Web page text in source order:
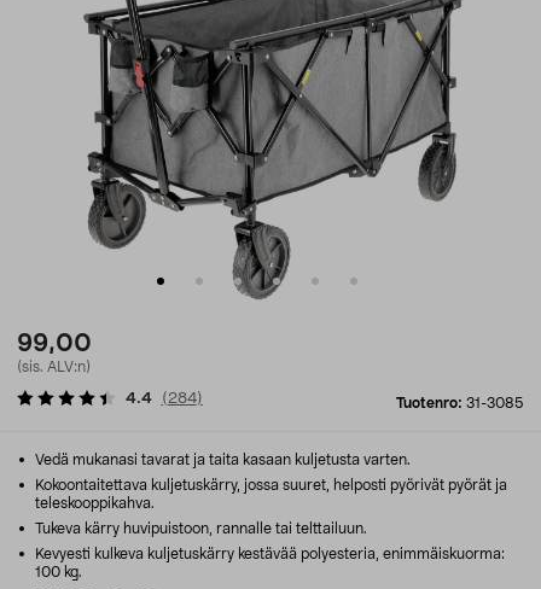
99,00
(sis. ALV:n)
Tuotenro: 31-3085
4.4 ( 284)
Vedä mukanasi tavarat ja taita kasaan kuljetusta varten.
Kokoontaitettava kuljetuskärry, jossa suuret, helposti pyörivät pyörät ja
teleskooppikahva.
Tukeva kärry huvipuistoon, rannalle tai telttailuun.
Kevyesti kulkeva kuljetuskärry kestävää polyesteria, enimmäiskuorma:
100 kg.